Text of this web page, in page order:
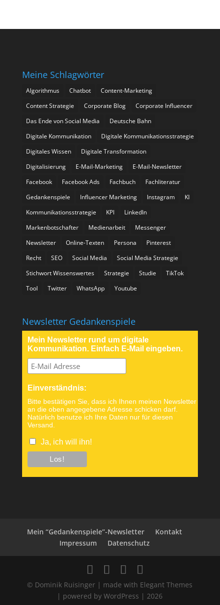
Meine Schlagwörter
Algorithmus Chatbot
Content-Marketing
Content Strategie
Corporate Blog
Corporate Influencer
Das Ende von Social Media
Deutsche Bahn
Digitale Kommunikation
Digitale Kommunikationsstrategie
Digitales Wissen
Digitale Transformation
Digitalisierung
E-Mail-Marketing
E-Mail-Newsletter
Facebook
Facebook Ads Fachbuch
Fachliteratur
Gedankenspiele
Influencer Marketing Instagram
KI
Kommunikationsstrategie
KPI
LinkedIn
Markenbotschafter
Medienarbeit
Messenger
Newsletter
Online-Texten Persona
Pinterest
Recht
SEO Social Media
Social Media Strategie
Stichwort Wissenswertes
Strategie Studie
TikTok
Tool
Twitter WhatsApp Youtube
Newsletter Gedankenspiele
Mein Newsletter rund um digitale
Kommunikation. Einfach E-Mail eingeben.
Einverständnis:
Bitte bestätigen Sie, dass ich Ihnen meinen Newsletter
an die oben angegebene Adresse schicken darf.
Natürlich benutze ich Ihre Daten nur für diesen
Versand.
Ja, ich will ihn!
Mein “Gedankenspiele”-Newsletter
Kontakt
Impressum
Datenschutz
© Dominik Ruisinger | made with Elegant Themes
| powered by WordPress | 2026